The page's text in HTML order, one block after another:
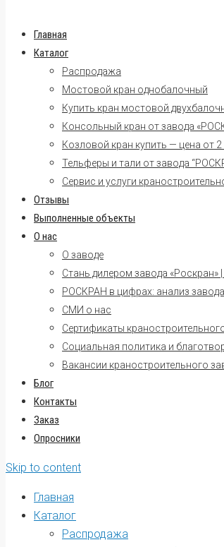
Главная
Каталог
Распродажа
Мостовой кран однобалочный
Купить кран мостовой
Консольный кран от завода
Козловой кран купить — цена от
Тельферы и тали от завода
Сервис и услуги
Отзывы
Выполненные объекты
О нас
О заводе
Стань дилером завода «Роскран»
РОСКРАН в цифрах: анализ
СМИ о нас
Сертификаты
Социальная политика и
Вакансии краностроительного
Блог
Контакты
Заказ
Опросники
Skip to content
Главная
Каталог
Распродажа